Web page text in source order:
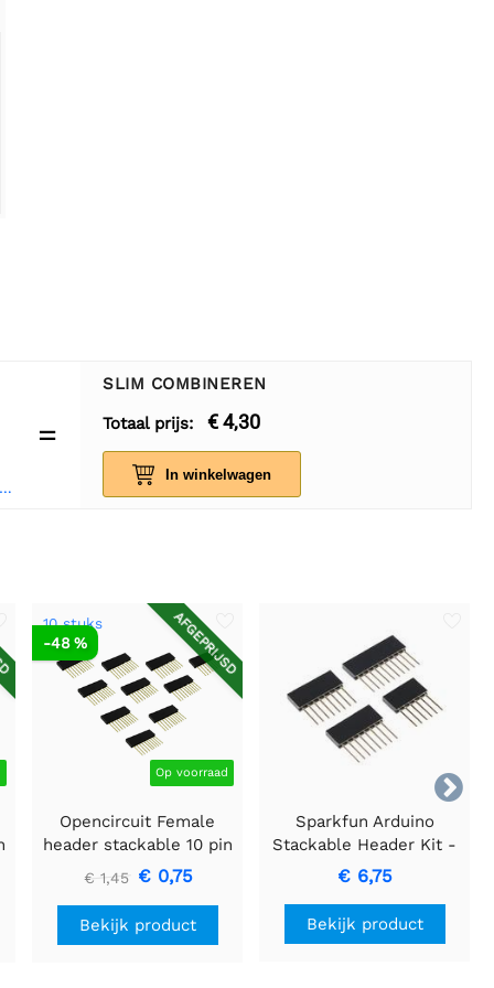
Opencircuit Male-Female 20 cm bandkabel 40 stuks
=
SLIM COMBINEREN
Totaal prijs:
€ 4,30
In winkelwagen

AFGEPRIJSD
10 stuks
Op voorraad
-48 %
Opencircuit Female
header stackable 10 pin
- 10 stuks
€ 1,45 € 0,75
Bekijk product
Sparkfun Arduino
Stackable Header Kit -
R3
€ 6,75
Bekijk product